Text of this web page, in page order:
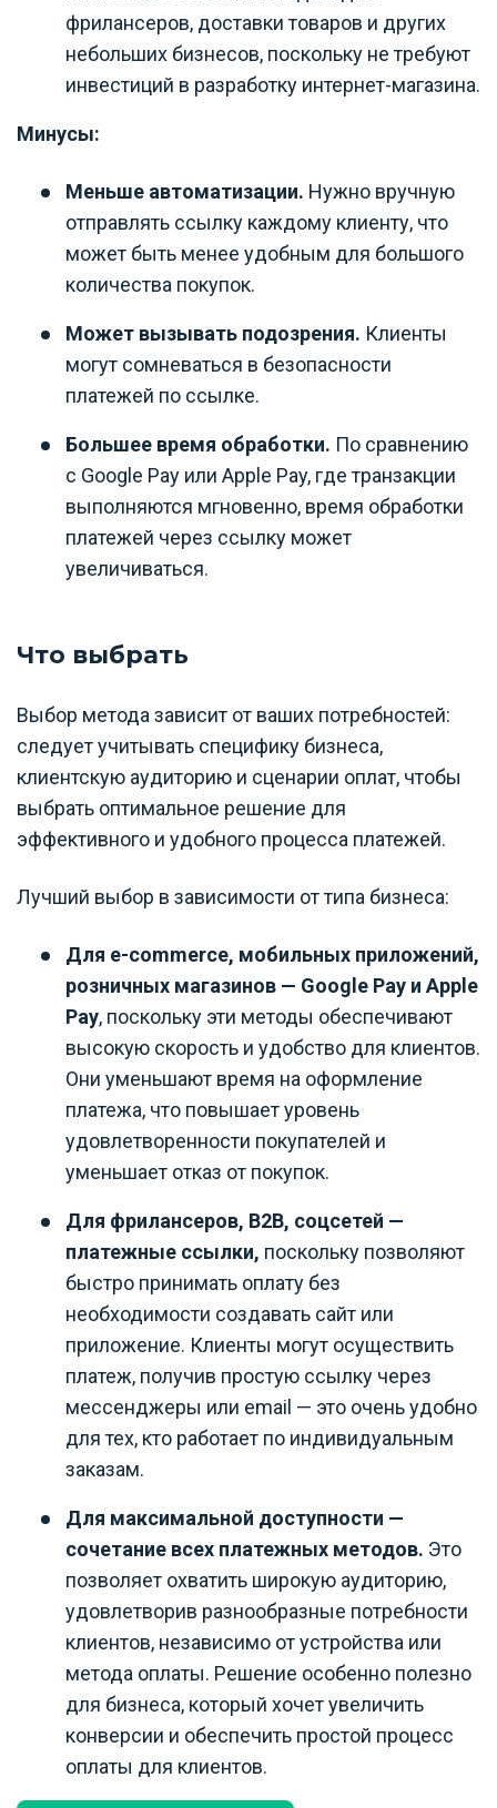
фрилансеров, доставки товаров и других
небольших бизнесов, поскольку не требуют
инвестиций в разработку интернет-магазина.
Минусы:
Меньше автоматизации. Нужно вручную
отправлять ссылку каждому клиенту, что
может быть менее удобным для большого
количества покупок.
Может вызывать подозрения. Клиенты
могут сомневаться в безопасности
платежей по ссылке.
Большее время обработки. По сравнению
с Google Pay или Apple Pay, где транзакции
выполняются мгновенно, время обработки
платежей через ссылку может
увеличиваться.
Что выбрать
Выбор метода зависит от ваших потребностей:
следует учитывать специфику бизнеса,
клиентскую аудиторию и сценарии оплат, чтобы
выбрать оптимальное решение для
эффективного и удобного процесса платежей.
Лучший выбор в зависимости от типа бизнеса:
Для e-commerce, мобильных приложений,
розничных магазинов — Google Pay и Apple
Pay, поскольку эти методы обеспечивают
высокую скорость и удобство для клиентов.
Они уменьшают время на оформление
платежа, что повышает уровень
удовлетворенности покупателей и
уменьшает отказ от покупок.
Для фрилансеров, B2B, соцсетей —
платежные ссылки, поскольку позволяют
быстро принимать оплату без
необходимости создавать сайт или
приложение. Клиенты могут осуществить
платеж, получив простую ссылку через
мессенджеры или email — это очень удобно
для тех, кто работает по индивидуальным
заказам.
Для максимальной доступности —
сочетание всех платежных методов. Это
позволяет охватить широкую аудиторию,
удовлетворив разнообразные потребности
клиентов, независимо от устройства или
метода оплаты. Решение особенно полезно
для бизнеса, который хочет увеличить
конверсии и обеспечить простой процесс
оплаты для клиентов.